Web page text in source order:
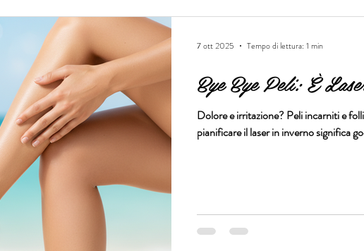
Bye Bye Peli: È
Dolore e irritazione? Peli incarniti e
pianificare il laser in
7 ott 2025 Tempo di lettura: 1 min